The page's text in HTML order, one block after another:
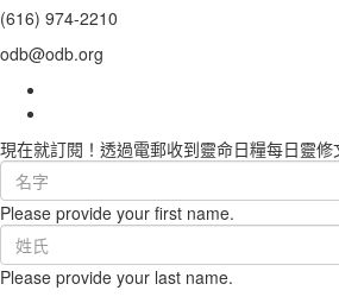
(616) 974-2210
odb@odb.org
現在就訂閱！透過電郵收到靈命日糧每日靈修
First
Name
(required)
Please provide your first name.
Last
Name
(required)
Please provide your last name.